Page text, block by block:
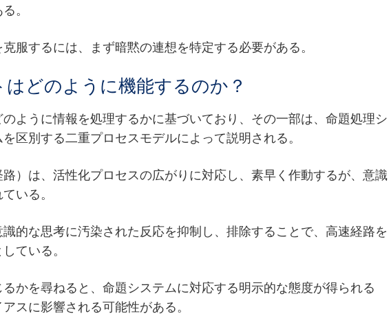
。
服するには、まず暗黙の連想を特定する必要がある。
どのように機能するのか？
ように情報を処理するかに基づいており、その一部は、命題処理シ
区別する二重プロセスモデルによって説明される。
）は、活性化プロセスの広がりに対応し、素早く作動するが、意識
いる。
識的な思考に汚染された反応を抑制し、排除することで、高速経路を
ている。
かを尋ねると、命題システムに対応する明示的な態度が得られる
スに影響される可能性がある。